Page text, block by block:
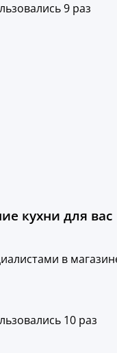
9 раз
кухни для вас
в
10 раз